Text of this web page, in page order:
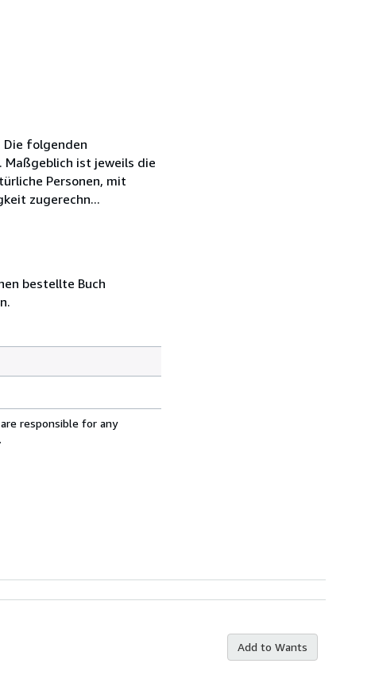
Die folgenden
Maßgeblich ist jeweils die
Personen, mit
zugerechn...
bestellte Buch
responsible for any
Add to Wants